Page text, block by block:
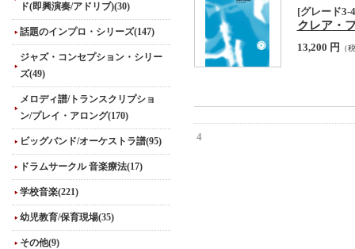
ド(即興演奏/アドリブ)(30)
話題のインプロ・シリーズ(147)
ジャズ・コンセプション・シリー
ズ(49)
メロディ譜/トランスクリプショ
ン/プレイ・アロング(170)
ビッグバンド/オーケストラ譜(95)
ドラムサークル 音楽療法(17)
学校音楽(221)
幼児教育/保育現場(35)
その他(9)
[グレード3-
クレア・
13,200 円 （
4